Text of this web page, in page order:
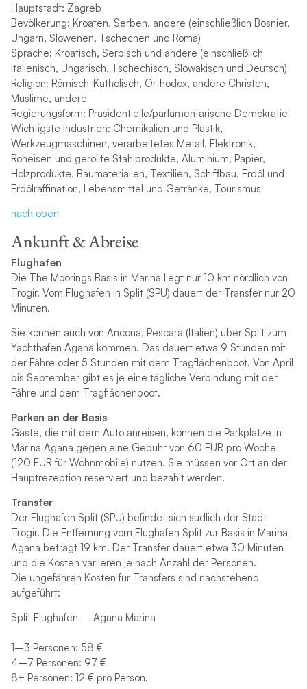
Hauptstadt: Zagreb
Bevölkerung: Kroaten, Serben, andere (einschließlich Bosnier,
Ungarn, Slowenen, Tschechen und Roma)
Sprache: Kroatisch, Serbisch und andere (einschließlich
Italienisch, Ungarisch, Tschechisch, Slowakisch und Deutsch)
Religion: Römisch-Katholisch, Orthodox, andere Christen,
Muslime, andere
Regierungsform: Präsidentielle/parlamentarische Demokratie
Wichtigste Industrien: Chemikalien und Plastik,
Werkzeugmaschinen, verarbeitetes Metall, Elektronik,
Roheisen und gerollte Stahlprodukte, Aluminium, Papier,
Holzprodukte, Baumaterialien, Textilien, Schiffbau, Erdöl und
Erdölraffination, Lebensmittel und Getränke, Tourismus
nach oben
Ankunft & Abreise
Flughafen
Die The Moorings Basis in Marina liegt nur 10 km nördlich von
Trogir. Vom Flughafen in Split (SPU) dauert der Transfer nur 20
Minuten.
Sie können auch von Ancona, Pescara (Italien) über Split zum
Yachthafen Agana kommen. Das dauert etwa 9 Stunden mit
der Fähre oder 5 Stunden mit dem Tragflächenboot. Von April
bis September gibt es je eine tägliche Verbindung mit der
Fähre und dem Tragflächenboot.
Parken an der Basis
Gäste, die mit dem Auto anreisen, können die Parkplätze in
Marina Agana gegen eine Gebühr von 60 EUR pro Woche
(120 EUR für Wohnmobile) nutzen. Sie müssen vor Ort an der
Hauptrezeption reserviert und bezahlt werden.
Transfer
Der Flughafen Split (SPU) befindet sich südlich der Stadt
Trogir. Die Entfernung vom Flughafen Split zur Basis in Marina
Agana beträgt 19 km. Der Transfer dauert etwa 30 Minuten
und die Kosten variieren je nach Anzahl der Personen.
Die ungefähren Kosten für Transfers sind nachstehend
aufgeführt:
Split Flughafen – Agana Marina
1–3 Personen: 58 €
4–7 Personen: 97 €
8+ Personen: 12 € pro Person.